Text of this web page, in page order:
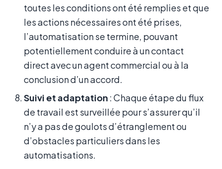
toutes les conditions ont été remplies et que
les actions nécessaires ont été prises,
l’automatisation se termine, pouvant
potentiellement conduire à un contact
direct avec un agent commercial ou à la
conclusion d’un accord.
Suivi et adaptation : Chaque étape du flux
de travail est surveillée pour s’assurer qu’il
n’y a pas de goulots d’étranglement ou
d’obstacles particuliers dans les
automatisations.